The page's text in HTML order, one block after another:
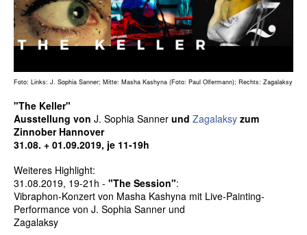
Foto: Links: J. Sophia Sanner; Mitte: Masha Kashyna (Foto: Paul Olfermann); Rechts: Zagalaksy
"The Keller"
Ausstellung von J. Sophia Sanner und Zagalaksy zum
Zinnober Hannover
31.08. + 01.09.2019, je 11-19h
Weiteres Highlight:
31.08.2019, 19-21h - "The Session":
Vibraphon-Konzert von Masha Kashyna mit Live-Painting-
Performance von J. Sophia Sanner und
Zagalaksy